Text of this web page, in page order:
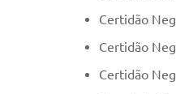
Certidão
Certidão
Certidão